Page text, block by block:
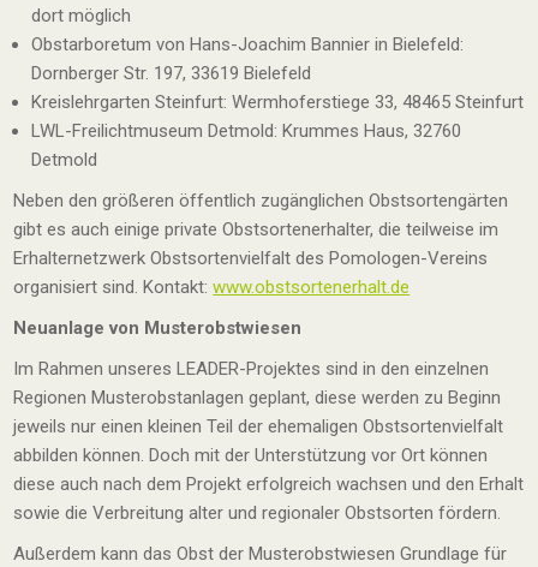
dort möglich
Obstarboretum von Hans-Joachim Bannier in Bielefeld:
Dornberger Str. 197, 33619 Bielefeld
Kreislehrgarten Steinfurt: Wermhoferstiege 33, 48465 Steinfurt
LWL-Freilichtmuseum Detmold: Krummes Haus, 32760
Detmold
Neben den größeren öffentlich zugänglichen Obstsortengärten
gibt es auch einige private Obstsortenerhalter, die teilweise im
Erhalternetzwerk Obstsortenvielfalt des Pomologen-Vereins
organisiert sind. Kontakt:www.obstsortenerhalt.de
Neuanlage von Musterobstwiesen
Im Rahmen unseres LEADER-Projektes sind in den einzelnen
Regionen Musterobstanlagen geplant, diese werden zu Beginn
jeweils nur einen kleinen Teil der ehemaligen Obstsortenvielfalt
abbilden können. Doch mit der Unterstützung vor Ort können
diese auch nach dem Projekt erfolgreich wachsen und den Erhalt
sowie die Verbreitung alter und regionaler Obstsorten fördern.
Außerdem kann das Obst der Musterobstwiesen Grundlage für